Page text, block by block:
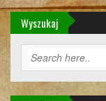
Wyszukaj